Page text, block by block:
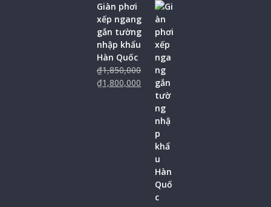
Giàn phơi
xếp ngang
gắn tường
nhập khẩu
Hàn Quốc
₫1,850,000
₫1,800,000